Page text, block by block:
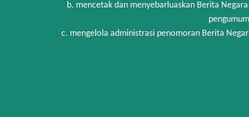
b. mencetak dan menyebarluaskan Berita
c. mengelola administrasi penomoran Berita